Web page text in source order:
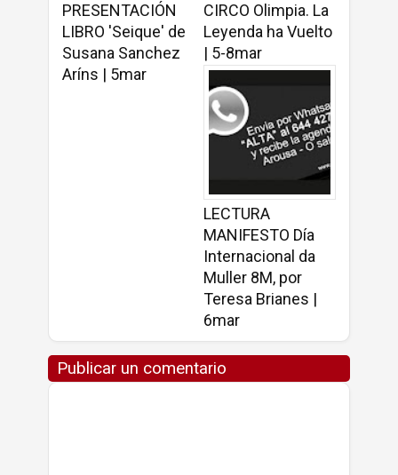
PRESENTACIÓN
LIBRO 'Seique' de
Susana Sanchez
Aríns | 5mar
CIRCO Olimpia. La
Leyenda ha Vuelto
| 5-8mar
LECTURA
MANIFESTO Día
Internacional da
Muller 8M, por
Teresa Brianes |
6mar
Publicar un comentario